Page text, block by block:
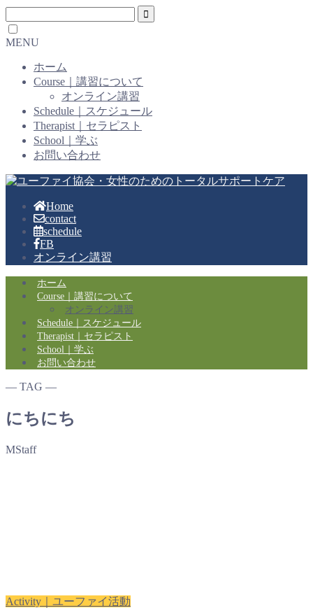
MENU
ホーム
Course｜講習について
オンライン講習
Schedule｜スケジュール
Therapist｜セラピスト
School｜学ぶ
お問い合わせ
Home
contact
schedule
FB
オンライン講習
ホーム
Course｜講習について
オンライン講習
Schedule｜スケジュール
Therapist｜セラピスト
School｜学ぶ
お問い合わせ
― TAG ―
にちにち
MStaff
Activity｜ユーファイ活動